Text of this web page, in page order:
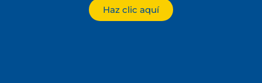
Haz clic aquí